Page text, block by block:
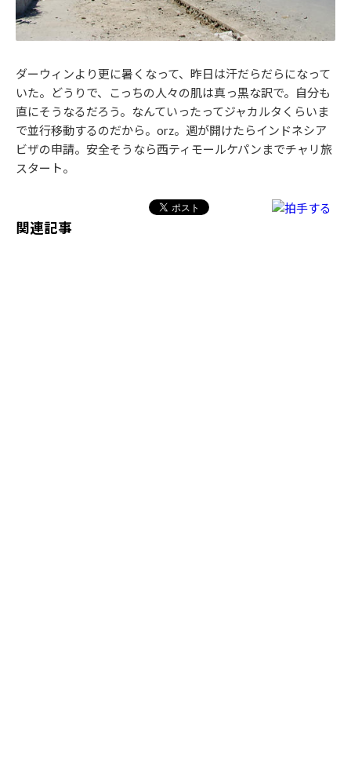
ダーウィンより更に暑くなって、昨日は汗だらだらになって
いた。どうりで、こっちの人々の肌は真っ黒な訳で。自分も
直にそうなるだろう。なんていったってジャカルタくらいま
で並行移動するのだから。orz。週が開けたらインドネシア
ビザの申請。安全そうなら西ティモールケパンまでチャリ旅
スタート。
関連記事